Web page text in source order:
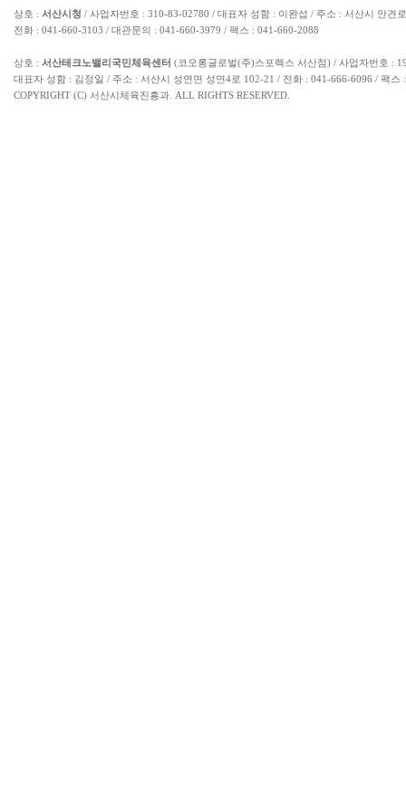
상호 : 서산시청 / 사업자번호 : 310-83-02780 / 대표자 성함 : 이완섭 / 주소 : 서산시 안견
전화 : 041-660-3103 / 대관문의 : 041-660-3979 / 팩스 : 041-660-2088
상호 : 서산테크노밸리국민체육센터 (코오롱글로벌(주)스포렉스 서산점) / 사업자번호 :
대표자 성함 : 김정일 / 주소 : 서산시 성연면 성연4로 102-21 / 전화 : 041-666-6096 / 팩스
COPYRIGHT (C) 서산시체육진흥과. ALL RIGHTS RESERVED.